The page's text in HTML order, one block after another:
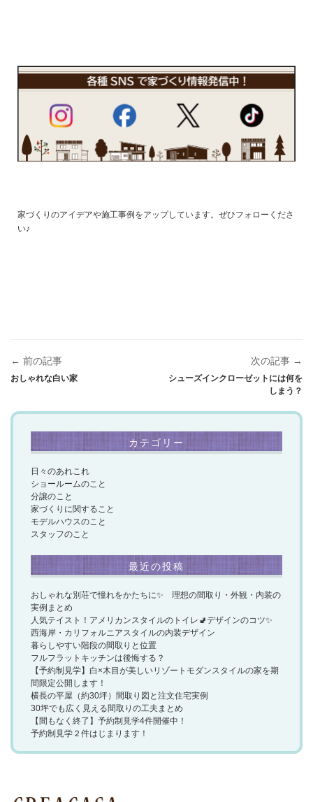
家づくりのアイデアや施工事例をアップしています。ぜひフォローくださ
い♪
← 前の記事
おしゃれな白い家
次の記事 →
シューズインクローゼットには何を
しまう？
カテゴリー
日々のあれこれ
ショールームのこと
分譲のこと
家づくりに関すること
モデルハウスのこと
スタッフのこと
最近の投稿
おしゃれな別荘で憧れをかたちに✨ 理想の間取り・外観・内装の
実例まとめ
人気テイスト！アメリカンスタイルのトイレ🚽デザインのコツ✨
西海岸・カリフォルニアスタイルの内装デザイン
暮らしやすい階段の間取りと位置
フルフラットキッチンは後悔する？
【予約制見学】白×木目が美しいリゾートモダンスタイルの家を期
間限定公開します！
横長の平屋（約30坪）間取り図と注文住宅実例
30坪でも広く見える間取りの工夫まとめ
【間もなく終了】予約制見学4件開催中！
予約制見学２件はじまります！